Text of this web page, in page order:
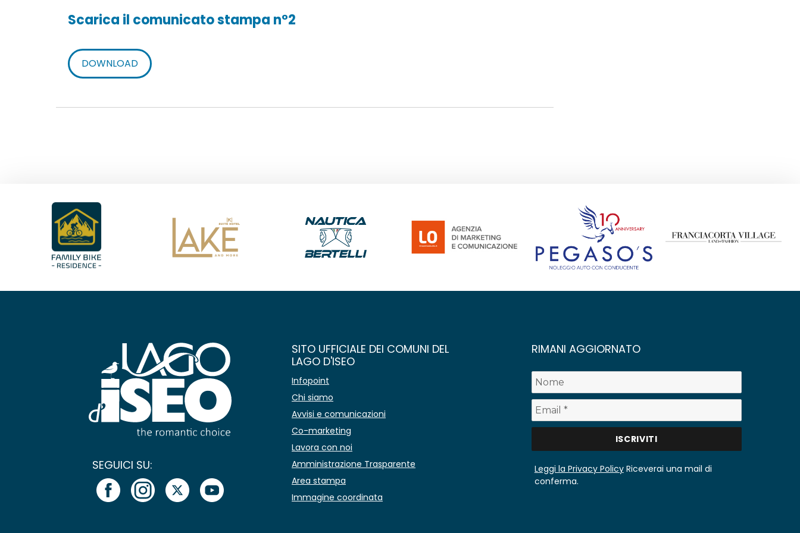
Scarica il comunicato stampa n°2
DOWNLOAD
SEGUICI SU:
SITO UFFICIALE DEI COMUNI DEL
LAGO D'ISEO
Infopoint
Chi siamo
Avvisi e comunicazioni
Co-marketing
Lavora con noi
Amministrazione Trasparente
Area stampa
Immagine coordinata
RIMANI AGGIORNATO
Leggi la Privacy PolicyRiceverai una mail di
conferma.